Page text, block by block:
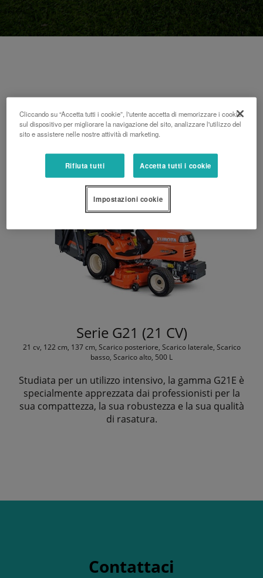
filtro
Serie G21 (21 CV)
21 cv, 122 cm, 137 cm, Scarico posteriore, Scarico laterale, Scarico
basso, Scarico alto, 500 L
Studiata per un utilizzo intensivo, la gamma G21E è
specialmente apprezzata dai professionisti per la
sua compattezza, la sua robustezza e la sua qualità
di rasatura.
Contattaci
Cliccando su “Accetta tutti i cookie”, l'utente accetta di memorizzare i cookie
sul dispositivo per migliorare la navigazione del sito, analizzare l'utilizzo del
sito e assistere nelle nostre attività di marketing.
Rifiuta tutti Accetta tutti i cookie
Impostazioni cookie